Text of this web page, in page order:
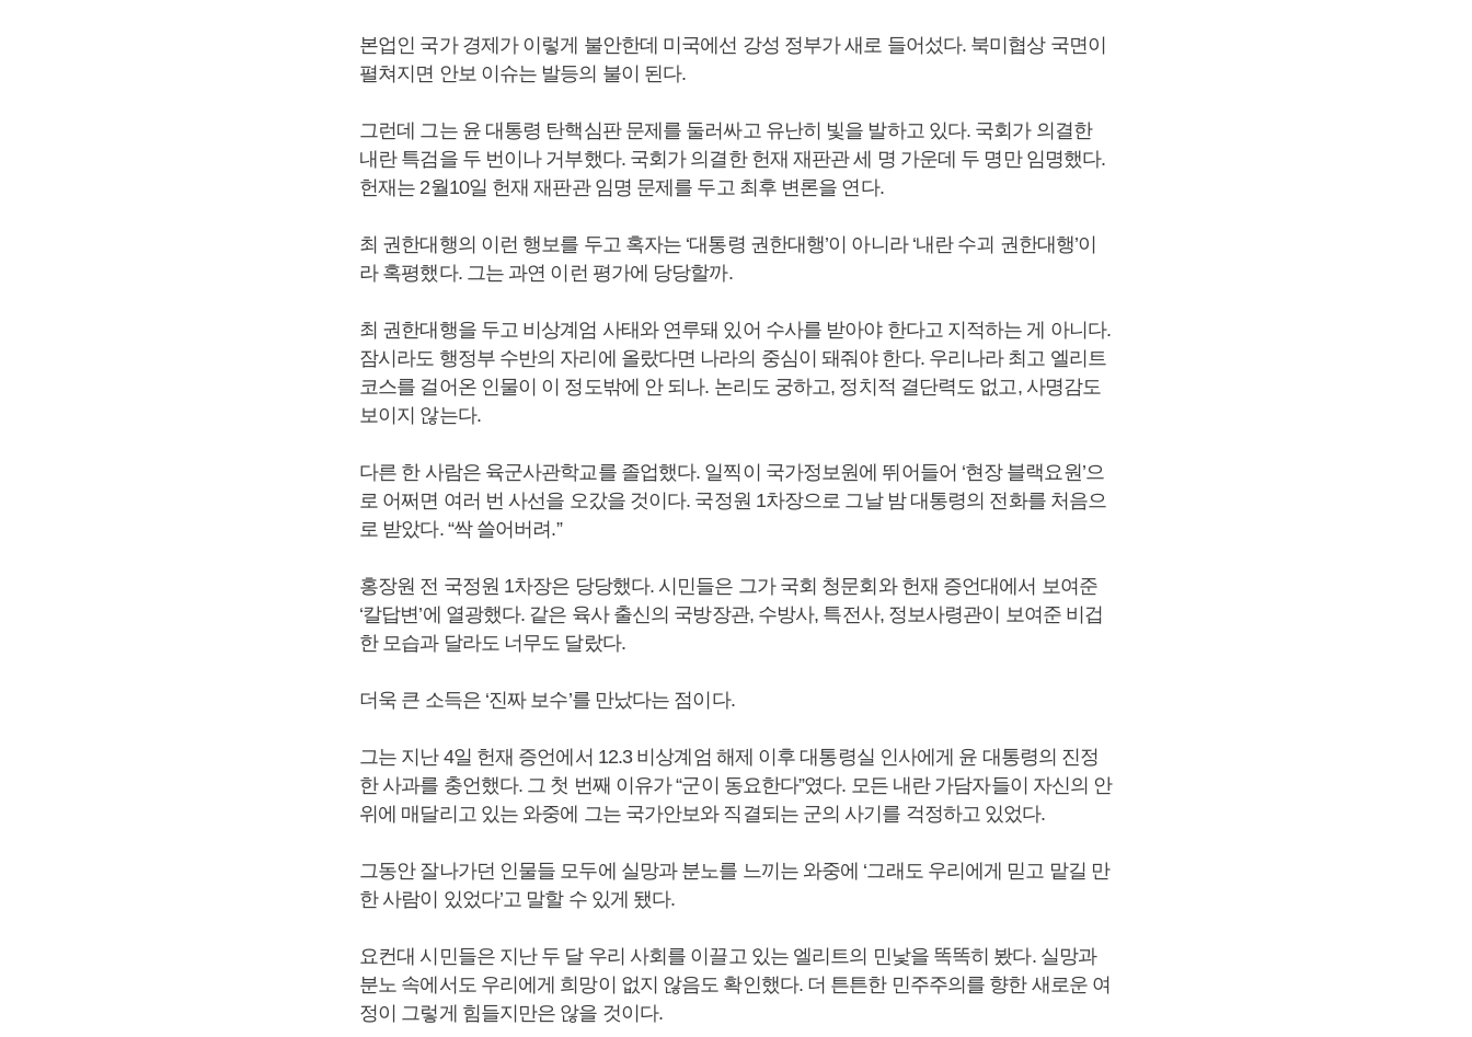
본업인 국가 경제가 이렇게 불안한데 미국에선 강성 정부가 새로 들어섰다. 북미협상 국면이
펼쳐지면 안보 이슈는 발등의 불이 된다.
그런데 그는 윤 대통령 탄핵심판 문제를 둘러싸고 유난히 빛을 발하고 있다. 국회가 의결한
내란 특검을 두 번이나 거부했다. 국회가 의결한 헌재 재판관 세 명 가운데 두 명만 임명했다.
헌재는 2월10일 헌재 재판관 임명 문제를 두고 최후 변론을 연다.
최 권한대행의 이런 행보를 두고 혹자는 ‘대통령 권한대행’이 아니라 ‘내란 수괴 권한대행’이
라 혹평했다. 그는 과연 이런 평가에 당당할까.
최 권한대행을 두고 비상계엄 사태와 연루돼 있어 수사를 받아야 한다고 지적하는 게 아니다.
잠시라도 행정부 수반의 자리에 올랐다면 나라의 중심이 돼줘야 한다. 우리나라 최고 엘리트
코스를 걸어온 인물이 이 정도밖에 안 되나. 논리도 궁하고, 정치적 결단력도 없고, 사명감도
보이지 않는다.
다른 한 사람은 육군사관학교를 졸업했다. 일찍이 국가정보원에 뛰어들어 ‘현장 블랙요원’으
로 어쩌면 여러 번 사선을 오갔을 것이다. 국정원 1차장으로 그날 밤 대통령의 전화를 처음으
로 받았다. “싹 쓸어버려.”
홍장원 전 국정원 1차장은 당당했다. 시민들은 그가 국회 청문회와 헌재 증언대에서 보여준
‘칼답변’에 열광했다. 같은 육사 출신의 국방장관, 수방사, 특전사, 정보사령관이 보여준 비겁
한 모습과 달라도 너무도 달랐다.
더욱 큰 소득은 ‘진짜 보수’를 만났다는 점이다.
그는 지난 4일 헌재 증언에서 12.3 비상계엄 해제 이후 대통령실 인사에게 윤 대통령의 진정
한 사과를 충언했다. 그 첫 번째 이유가 “군이 동요한다”였다. 모든 내란 가담자들이 자신의 안
위에 매달리고 있는 와중에 그는 국가안보와 직결되는 군의 사기를 걱정하고 있었다.
그동안 잘나가던 인물들 모두에 실망과 분노를 느끼는 와중에 ‘그래도 우리에게 믿고 맡길 만
한 사람이 있었다’고 말할 수 있게 됐다.
요컨대 시민들은 지난 두 달 우리 사회를 이끌고 있는 엘리트의 민낯을 똑똑히 봤다. 실망과
분노 속에서도 우리에게 희망이 없지 않음도 확인했다. 더 튼튼한 민주주의를 향한 새로운 여
정이 그렇게 힘들지만은 않을 것이다.